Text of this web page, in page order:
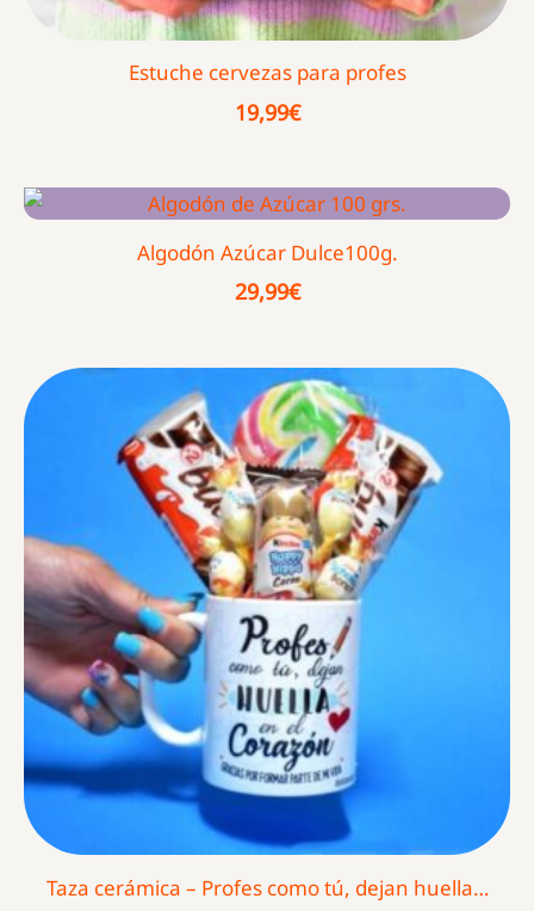
Estuche cervezas para profes
19,99€
Algodón Azúcar Dulce100g.
29,99€
Taza cerámica – Profes como tú, dejan huella…